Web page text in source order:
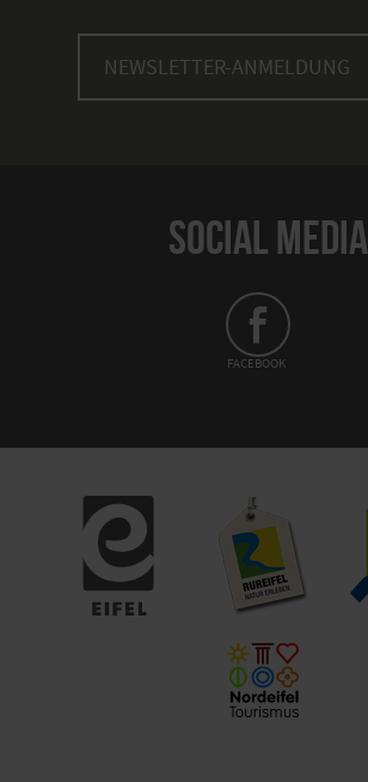
NEWSLETTER-ANMELDUNG
SOCIAL MEDIA
FACEBOOK